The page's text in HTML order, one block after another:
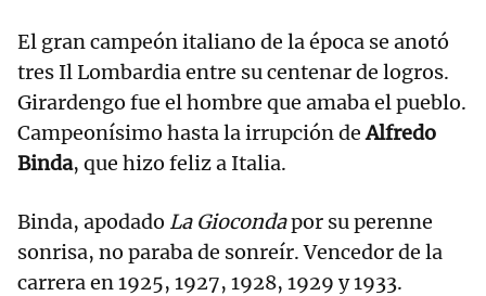
El gran campeón italiano de la época se anotó
tres Il Lombardia entre su centenar de logros.
Girardengo fue el hombre que amaba el pueblo.
Campeonísimo hasta la irrupción deAlfredo
Binda, que hizo feliz a Italia.
Binda, apodado La Giocondapor su perenne
sonrisa, no paraba de sonreír. Vencedor de la
carrera en 1925, 1927, 1928, 1929 y 1933.